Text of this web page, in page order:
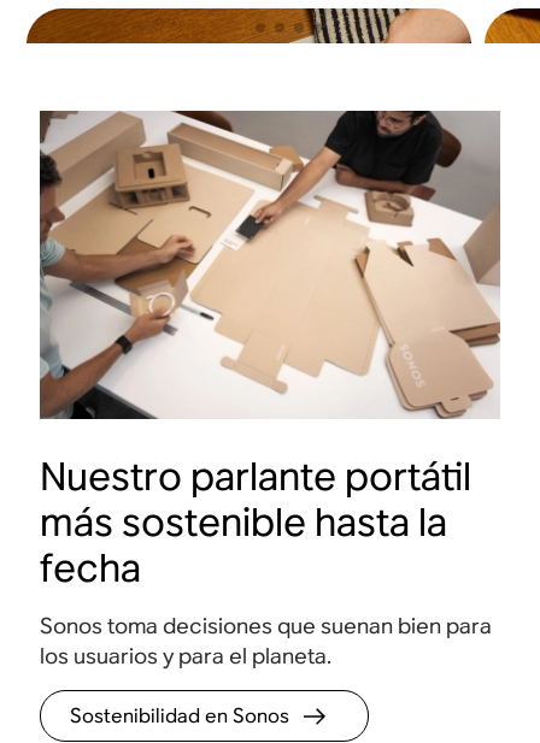
Botones
Presiona para reproducir, pausar, ajustar el
volumen y enviar música por toda tu casa.
Nuestro parlante portátil
más sostenible hasta la
fecha
Sonos toma decisiones que suenan bien para
los usuarios y para el planeta.
Sostenibilidad en Sonos